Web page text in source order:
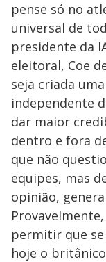
pense só no
universal de
presidente da
eleitoral, Coe
seja criada
independente
dar maior
dentro e fora
que não
equipes, mas
opinião,
permitir que se
hoje o